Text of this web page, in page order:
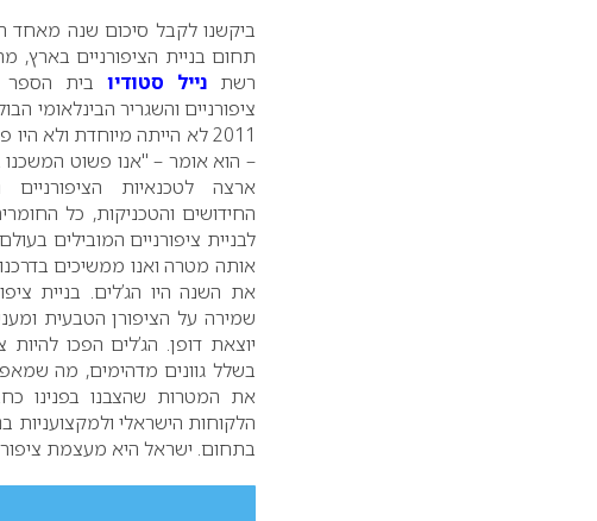
ביקשנו לקבל סיכום שנה מאחד
תחום בניית הציפורניים בארץ,
רשתנייל סטודיו בית הספר
ציפורניים והשגריר הבינלאומי
2011 לא הייתה מיוחדת ולא
– הוא אומר – "אנו פשוט
ארצה לטכנאיות
החידושים והטכניקות, כל
לבניית ציפורניים המובילים
אותה מטרה ואנו ממשיכים
את השנה היו הג’לים. בניית
שמירה על הציפורן הטבעית
יוצאת דופן. הג’לים הפכו להיות
בשלל גוונים מדהימים, מה
את המטרות שהצבנו בפנינו
הלקוחות הישראלי
בתחום. ישראל היא מעצמת